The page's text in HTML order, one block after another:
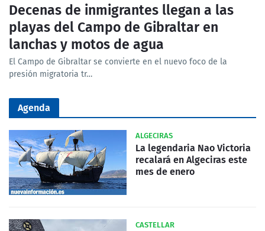
Decenas de inmigrantes llegan a las
playas del Campo de Gibraltar en
lanchas y motos de agua
El Campo de Gibraltar se convierte en el nuevo foco de la
presión migratoria tr…
Agenda
ALGECIRAS
La legendaria Nao Victoria
recalará en Algeciras este
mes de enero
CASTELLAR